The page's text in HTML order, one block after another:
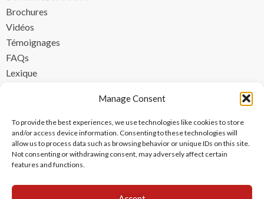
Manage Consent
To provide the best experiences, we use technologies like cookies to store
and/or access device information. Consenting to these technologies will
allow us to process data such as browsing behavior or unique IDs on this site.
Not consenting or withdrawing consent, may adversely affect certain
features and functions.
Brochures
Vidéos
Témoignages
FAQs
Lexique
FR +33 (0) 1 84 17 45 32
UK +44 (0) 203 445 0535